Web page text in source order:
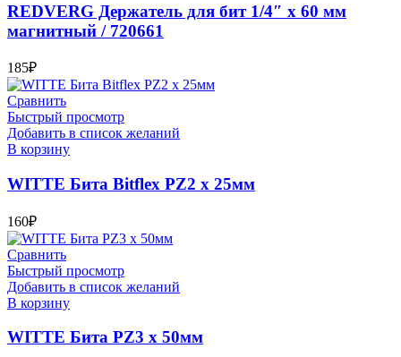
REDVERG Держатель для бит 1/4″ х 60 мм
магнитный / 720661
185₽
Сравнить
Быстрый просмотр
Добавить в список желаний
В корзину
WITTE Бита Bitflex PZ2 х 25мм
160₽
Сравнить
Быстрый просмотр
Добавить в список желаний
В корзину
WITTE Бита PZ3 х 50мм